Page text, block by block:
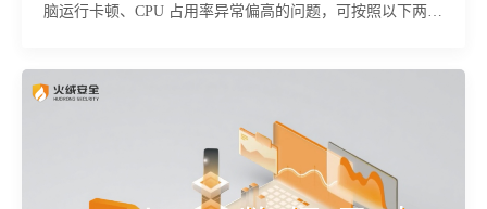
脑运行卡顿、CPU 占用率异常偏高的问题，可按照以下两步